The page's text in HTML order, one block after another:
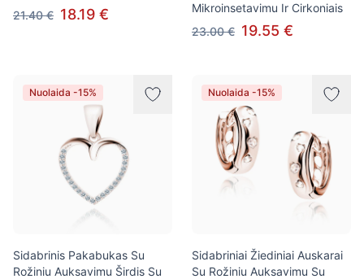
21.40 € 18.19 €
Mikroinsetavimu Ir Cirkoniais
23.00 € 19.55 €
Nuolaida -15%
Sidabrinis Pakabukas Su
Rožiniu Auksavimu Širdis Su
Nuolaida -15%
Sidabriniai Žiediniai Auskarai
Su Rožiniu Auksavimu Su